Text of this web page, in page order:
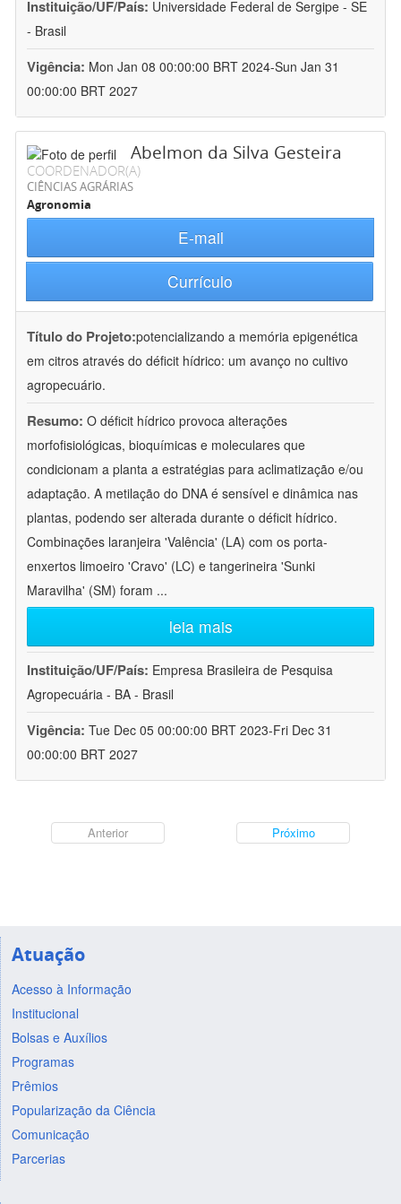
Instituição/UF/País: Universidade Federal de Sergipe - SE
- Brasil
Vigência: Mon Jan 08 00:00:00 BRT 2024-Sun Jan 31
00:00:00 BRT 2027
Abelmon da Silva Gesteira
COORDENADOR(A)
CIÊNCIAS AGRÁRIAS
Agronomia
E-mail
Currículo
Título do Projeto:potencializando a memória epigenética
em citros através do déficit hídrico: um avanço no cultivo
agropecuário.
Resumo: O déficit hídrico provoca alterações
morfofisiológicas, bioquímicas e moleculares que
condicionam a planta a estratégias para aclimatização e/ou
adaptação. A metilação do DNA é sensível e dinâmica nas
plantas, podendo ser alterada durante o déficit hídrico.
Combinações laranjeira 'Valência' (LA) com os porta-
enxertos limoeiro 'Cravo' (LC) e tangerineira 'Sunki
Maravilha' (SM) foram ...
leia mais
Instituição/UF/País: Empresa Brasileira de Pesquisa
Agropecuária - BA - Brasil
Vigência: Tue Dec 05 00:00:00 BRT 2023-Fri Dec 31
00:00:00 BRT 2027
Anterior Próximo
Atuação
Acesso à Informação
Institucional
Bolsas e Auxílios
Programas
Prêmios
Popularização da Ciência
Comunicação
Parcerias